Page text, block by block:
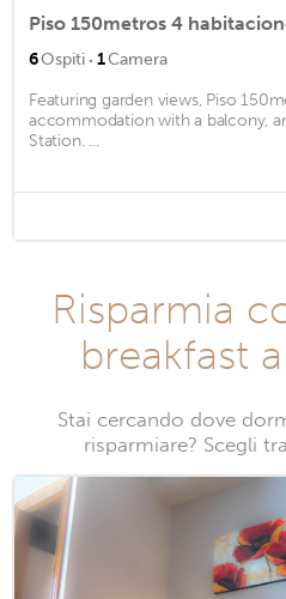
Piso 150metros 4
6Ospiti · 1Camera
Featuring garden views, Piso
accommodation with a balcony,
Station. ...
Risparmia
breakfast
Stai cercando dove
risparmiare? Scegli